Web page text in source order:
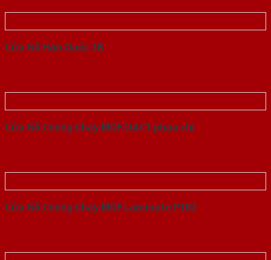
Cửa Gỗ Hàn Quốc 1B
Cửa Gỗ Chống Cháy MDF O4 C1 phao chi
Cửa Gỗ Chống Cháy MDF Laminate P1R2